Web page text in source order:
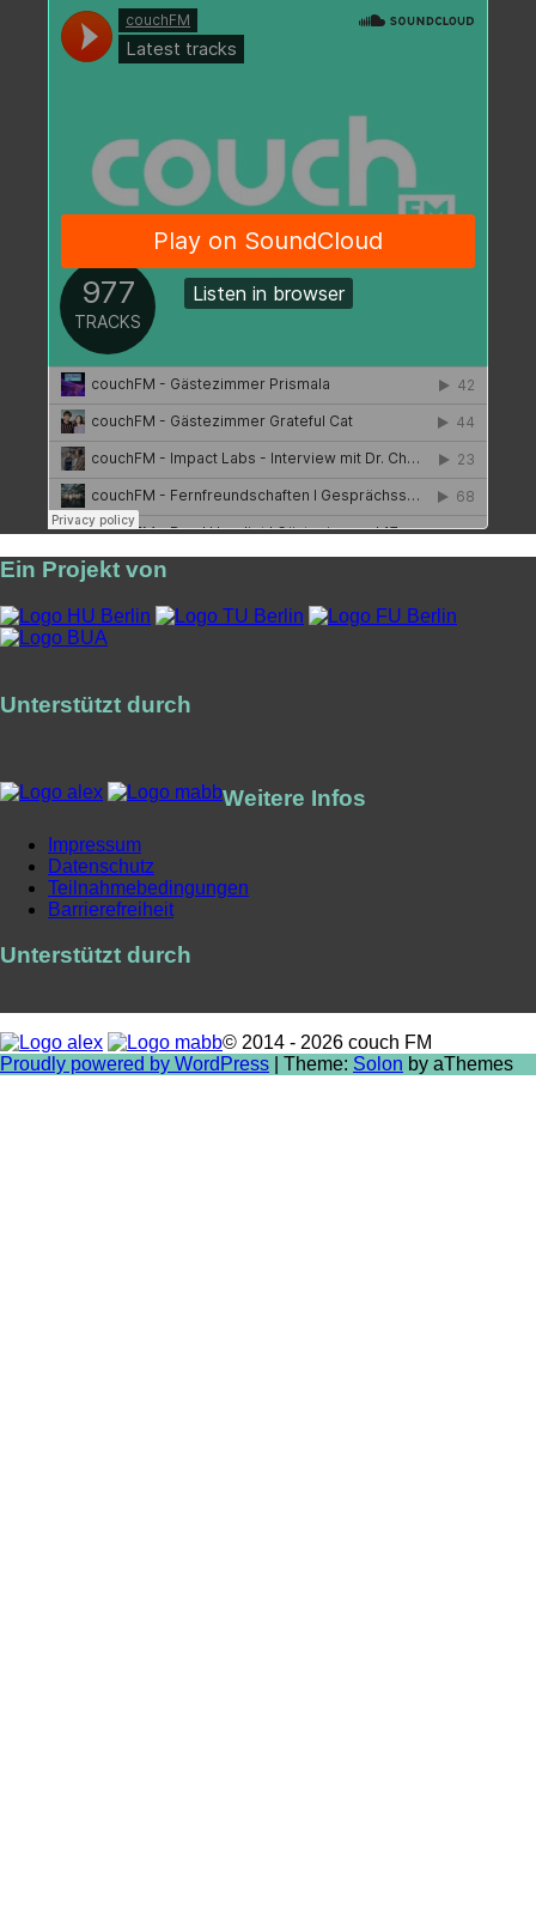
Ein Projekt von
Unterstützt durch
Weitere Infos
Impressum
Datenschutz
Teilnahmebedingungen
Barrierefreiheit
Unterstützt durch
© 2014 - 2026 couch FM
Proudly powered by WordPress
Theme: Solon by aThemes